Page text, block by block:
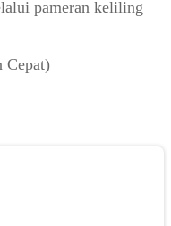
pameran keliling
Cepat)